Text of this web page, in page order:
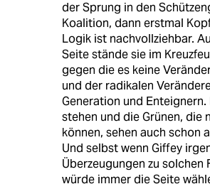
der Sprung in den
Koalition, dann erstmal
Logik ist nachvollziehbar.
Seite stände sie im
gegen die es keine
und der radikalen
Generation und
stehen und die Grünen, die
können, sehen auch schon
Und selbst wenn Giffey
Überzeugungen zu solchen
würde immer die Seite